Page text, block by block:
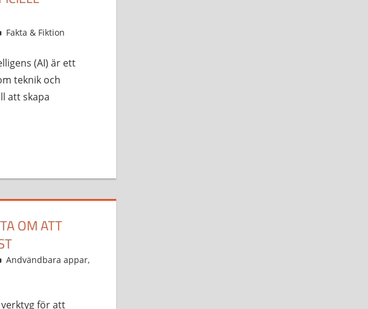
Fakta & Fiktion
(AI) är ett
teknik och
att skapa
OM ATT
Andvändbara appar,
för att